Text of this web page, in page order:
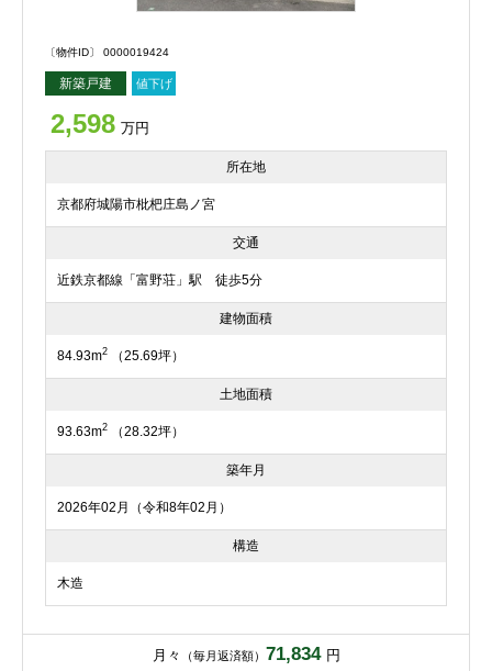
〔物件ID〕 0000019424
新築戸建 値下げ
2,598 万円
所在地
京都府城陽市枇杷庄島ノ宮
交通
近鉄京都線「富野荘」駅 徒歩5分
建物面積
84.93m2 （25.69坪）
土地面積
93.63m2 （28.32坪）
築年月
2026年02月（令和8年02月）
構造
木造
月々 （毎月返済額） 71,834 円